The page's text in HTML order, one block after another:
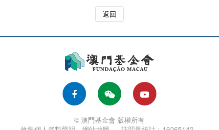
返回
© 澳門基金會 版權所有